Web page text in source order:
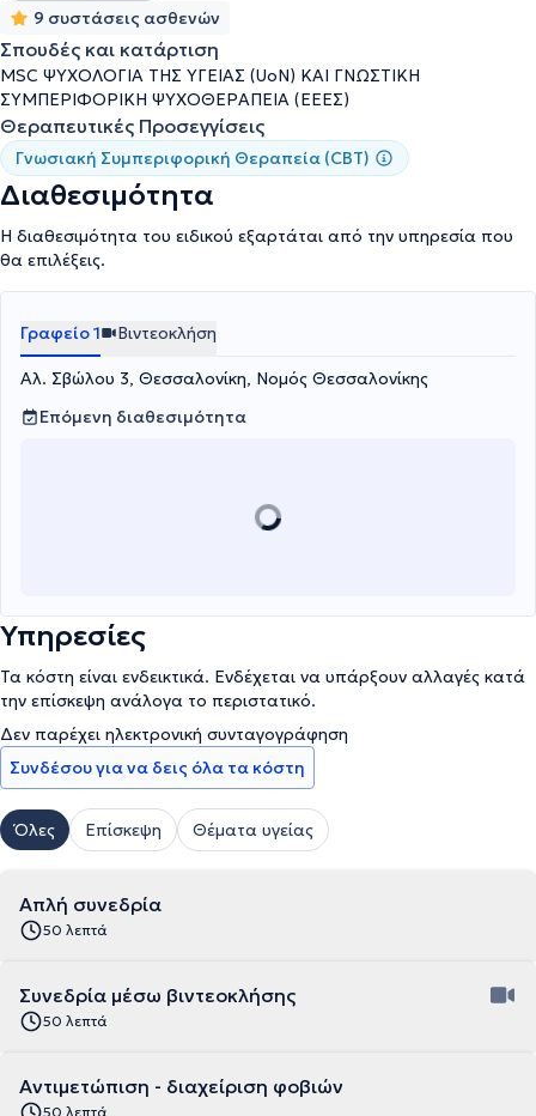
9 συστάσεις ασθενών
Σπουδές και κατάρτιση
MSC ΨΥΧΟΛΟΓΙΑ ΤΗΣ ΥΓΕΙΑΣ (UoN) ΚΑΙ ΓΝΩΣΤΙΚΗ
ΣΥΜΠΕΡΙΦΟΡΙΚΗ ΨΥΧΟΘΕΡΑΠΕΙΑ (ΕΕΕΣ)
Θεραπευτικές Προσεγγίσεις
Γνωσιακή Συμπεριφορική Θεραπεία (CBT)
Διαθεσιμότητα
Η διαθεσιμότητα του ειδικού εξαρτάται από την υπηρεσία που
θα επιλέξεις.
Γραφείο 1 Βιντεοκλήση
Αλ. Σβώλου 3, Θεσσαλονίκη, Νομός Θεσσαλονίκης
Επόμενη διαθεσιμότητα
Υπηρεσίες
Τα κόστη είναι ενδεικτικά. Ενδέχεται να υπάρξουν αλλαγές κατά
την επίσκεψη ανάλογα το περιστατικό.
Δεν παρέχει ηλεκτρονική συνταγογράφηση
Συνδέσου για να δεις όλα τα κόστη
Όλες Επίσκεψη Θέματα υγείας
Απλή συνεδρία
50 λεπτά
Συνεδρία μέσω βιντεοκλήσης
50 λεπτά
Αντιμετώπιση - διαχείριση φοβιών
50 λεπτά